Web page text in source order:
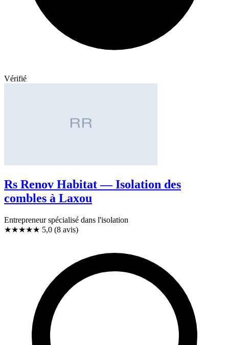
Vérifié
Rs Renov Habitat — Isolation des
combles à Laxou
Entrepreneur spécialisé dans l'isolation
★★★★★ 5,0 (8 avis)